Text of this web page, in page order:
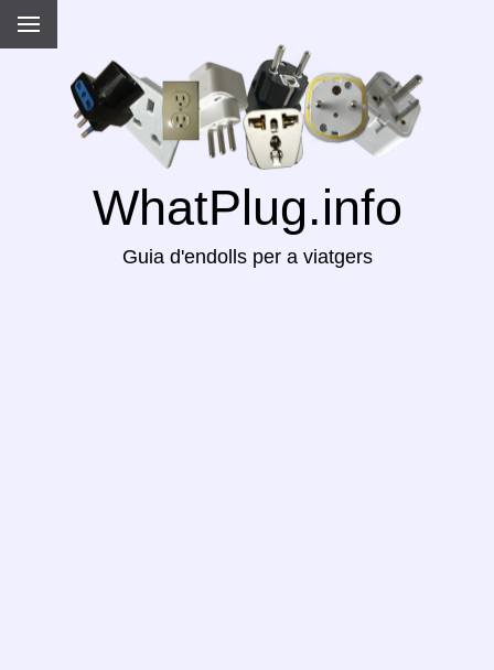
WhatPlug.info
Guia d'endolls per a viatgers